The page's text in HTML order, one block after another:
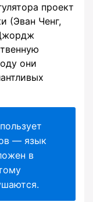
проект
(Эван Ченг,
они
— язык
в